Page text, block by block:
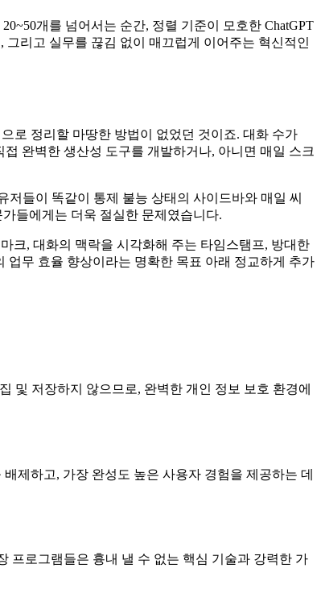
개를 넘어서는 순간, 정렬 기준이 모호한 ChatGPT
리고 실무를 끊김 없이 매끄럽게 이어주는 혁신적인
로 정리할 마땅한 방법이 없었던 것이죠. 대화 수가
완벽한 생산성 도구를 개발하거나, 아니면 매일 스크
들이 똑같이 통제 불능 상태의 사이드바와 매일 씨
들에게는 더욱 절실한 문제였습니다.
크, 대화의 맥락을 시각화해 주는 타임스탬프, 방대한
업무 효율 향상이라는 명확한 목표 아래 정교하게 추가
및 저장하지 않으므로, 완벽한 개인 정보 보호 환경에
제하고, 가장 완성도 높은 사용자 경험을 제공하는 데
프로그램들은 흉내 낼 수 없는 핵심 기술과 강력한 가